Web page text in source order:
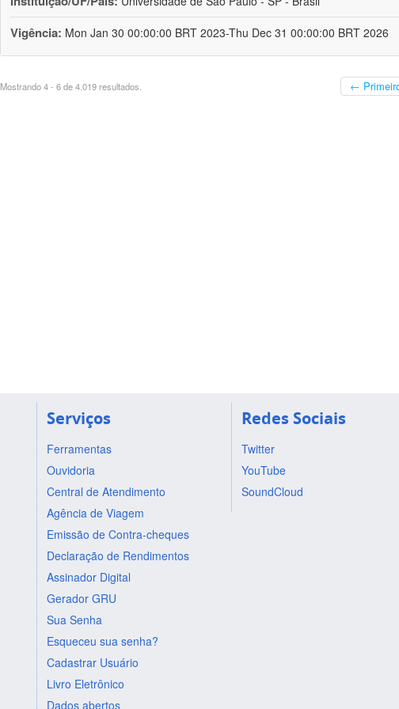
Vigência: Mon Jan 30 00:00:00 BRT 2023-Thu Dec 31 00:00:00 BRT 2026
Mostrando 4 - 6 de 4.019 resultados. ←
Serviços
Ferramentas
Ouvidoria
Central de Atendimento
Agência de Viagem
Emissão de Contra-cheques
Declaração de Rendimentos
Assinador Digital
Gerador GRU
Sua Senha
Esqueceu sua senha?
Cadastrar Usuário
Livro Eletrônico
Dados abertos
Redes Sociais
Twitter
YouTube
SoundCloud